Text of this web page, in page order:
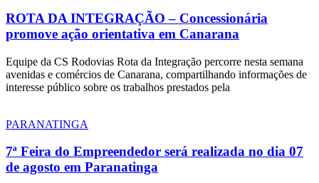
ROTA DA INTEGRAÇÃO – Concessionária
promove ação orientativa em Canarana
Equipe da CS Rodovias Rota da Integração percorre nesta semana
avenidas e comércios de Canarana, compartilhando informações de
interesse público sobre os trabalhos prestados pela
PARANATINGA
7ª Feira do Empreendedor será realizada no dia 07
de agosto em Paranatinga